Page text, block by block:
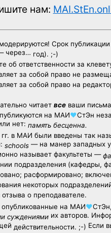
нам:
Срок
через… год). ;-)
ответственности за
за собой право не
за собой право на
читает всеваши письма
на МАИ♥СтЭн
нет: память бесценна.
в МАИ были введены так
schools— на манер западных
называет факультеты —
подразделения (кафедры,
расформировано;
некоторых
о преподавателе.
на МАИ♥СтЭн
суждениямиих авторов.
действительности. ;-) Если